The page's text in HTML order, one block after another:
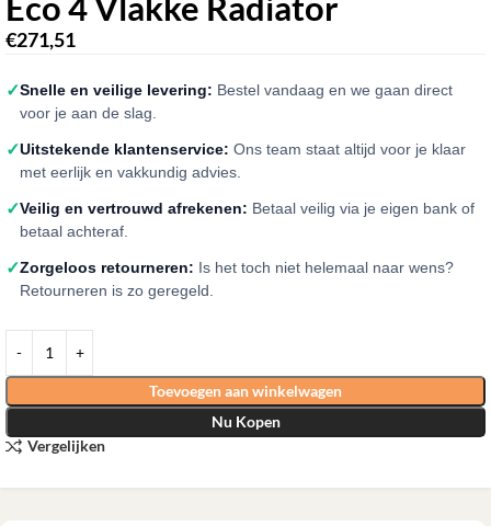
€271,51
✓Snelle en veilige levering: Bestel vandaag en we gaan direct
voor je aan de slag.
✓Uitstekende klantenservice: Ons team staat altijd voor je klaar
met eerlijk en vakkundig advies.
✓Veilig en vertrouwd afrekenen: Betaal veilig via je eigen bank of
betaal achteraf.
✓Zorgeloos retourneren: Is het toch niet helemaal naar wens?
Retourneren is zo geregeld.
Toevoegen aan winkelwagen
Nu Kopen
Vergelijken